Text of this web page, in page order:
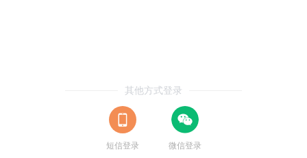
其他方式登录
短信登录 微信登录